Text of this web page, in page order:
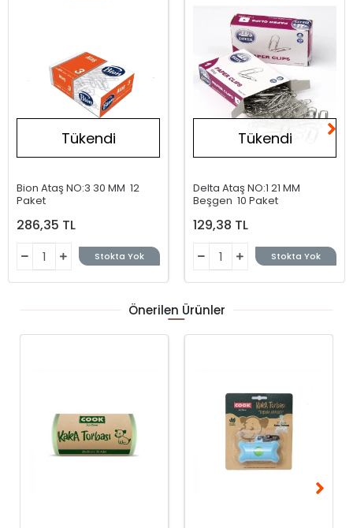
Tükendi
Bion Ataş NO:3 30 MM 12
Paket
286,35 TL
Stokta Yok
Tükendi
Delta Ataş NO:1 21 MM
Beşgen 10 Paket
129,38 TL
Stokta Yok
Önerilen Ürünler